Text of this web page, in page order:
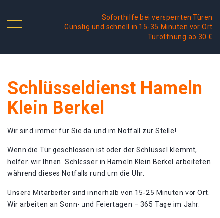
Soforthilfe bei versperrten Türen
Günstig und schnell in 15-35 Minuten vor Ort
Türöffnung ab 30 €
Schlüsseldienst Hameln
Klein Berkel
Wir sind immer für Sie da und im Notfall zur Stelle!
Wenn die Tür geschlossen ist oder der Schlüssel klemmt,
helfen wir Ihnen. Schlosser in Hameln Klein Berkel arbeiteten
während dieses Notfalls rund um die Uhr.
Unsere Mitarbeiter sind innerhalb von 15-25 Minuten vor Ort.
Wir arbeiten an Sonn- und Feiertagen – 365 Tage im Jahr.